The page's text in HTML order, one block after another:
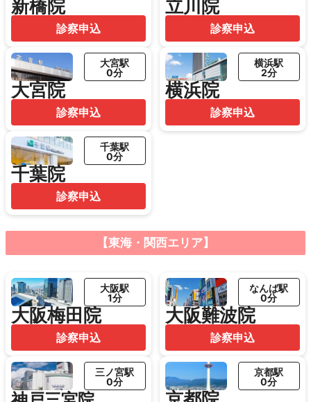
新橋院
診察申込
立川院
診察申込
大宮院
大宮駅
0分
診察申込
横浜院
横浜駅
2分
診察申込
千葉院
千葉駅
0分
診察申込
【東海・関西エリア】
大阪梅田院
大阪駅
1分
診察申込
大阪難波院
なんば駅
0分
診察申込
三ノ宮駅
0分
京都駅
0分